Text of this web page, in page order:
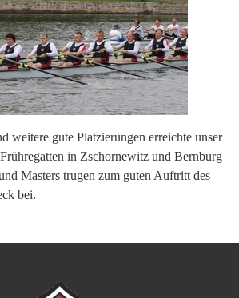
weitere gute Platzierungen erreichte unser
in Zschornewitz und Bernburg
Masters trugen zum guten Auftritt des
bei.